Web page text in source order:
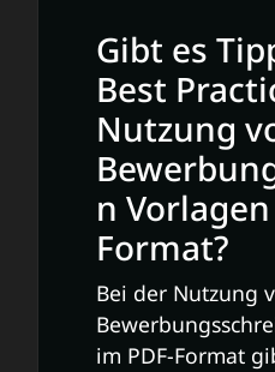
Gibt es
Best
Nutzung
n
Format?
Bei der Nutzung
im PDF-Format